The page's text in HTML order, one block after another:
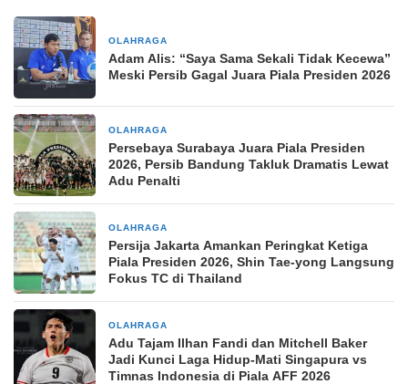
OLAHRAGA
Adam Alis: “Saya Sama Sekali Tidak Kecewa”
Meski Persib Gagal Juara Piala Presiden 2026
OLAHRAGA
Persebaya Surabaya Juara Piala Presiden
2026, Persib Bandung Takluk Dramatis Lewat
Adu Penalti
OLAHRAGA
Persija Jakarta Amankan Peringkat Ketiga
Piala Presiden 2026, Shin Tae-yong Langsung
Fokus TC di Thailand
OLAHRAGA
Adu Tajam Ilhan Fandi dan Mitchell Baker
Jadi Kunci Laga Hidup-Mati Singapura vs
Timnas Indonesia di Piala AFF 2026